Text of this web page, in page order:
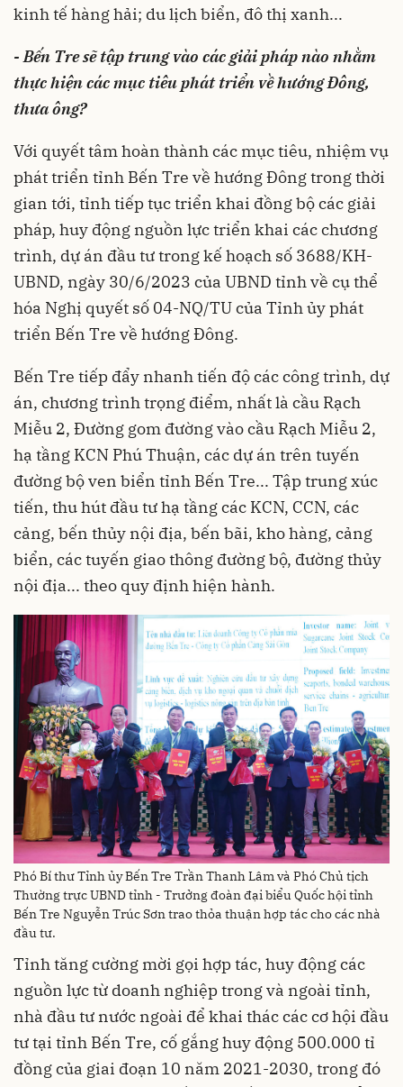
kinh tế hàng hải; du lịch biển, đô thị xanh...
- Bến Tre sẽ tập trung vào các giải pháp nào nhằm
thực hiện các mục tiêu phát triển về hướng Đông,
thưa ông?
Với quyết tâm hoàn thành các mục tiêu, nhiệm vụ
phát triển tỉnh Bến Tre về hướng Đông trong thời
gian tới, tỉnh tiếp tục triển khai đồng bộ các giải
pháp, huy động nguồn lực triển khai các chương
trình, dự án đầu tư trong kế hoạch số 3688/KH-
UBND, ngày 30/6/2023 của UBND tỉnh về cụ thể
hóa Nghị quyết số 04-NQ/TU của Tỉnh ủy phát
triển Bến Tre về hướng Đông.
Bến Tre tiếp đẩy nhanh tiến độ các công trình, dự
án, chương trình trọng điểm, nhất là cầu Rạch
Miễu 2, Đường gom đường vào cầu Rạch Miễu 2,
hạ tầng KCN Phú Thuận, các dự án trên tuyến
đường bộ ven biển tỉnh Bến Tre... Tập trung xúc
tiến, thu hút đầu tư hạ tầng các KCN, CCN, các
cảng, bến thủy nội địa, bến bãi, kho hàng, cảng
biển, các tuyến giao thông đường bộ, đường thủy
nội địa... theo quy định hiện hành.
Phó Bí thư Tỉnh ủy Bến Tre Trần Thanh Lâm và Phó Chủ tịch
Thường trực UBND tỉnh - Trưởng đoàn đại biểu Quốc hội tỉnh
Bến Tre Nguyễn Trúc Sơn trao thỏa thuận hợp tác cho các nhà
đầu tư.
Tỉnh tăng cường mời gọi hợp tác, huy động các
nguồn lực từ doanh nghiệp trong và ngoài tỉnh,
nhà đầu tư nước ngoài để khai thác các cơ hội đầu
tư tại tỉnh Bến Tre, cố gắng huy động 500.000 tỉ
đồng của giai đoạn 10 năm 2021-2030, trong đó